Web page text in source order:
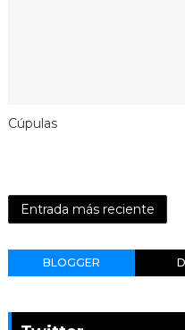
Cúpulas
Entrada más reciente
BLOGGER